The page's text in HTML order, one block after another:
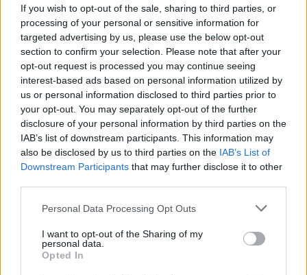
If you wish to opt-out of the sale, sharing to third parties, or
processing of your personal or sensitive information for
targeted advertising by us, please use the below opt-out
section to confirm your selection. Please note that after your
opt-out request is processed you may continue seeing
interest-based ads based on personal information utilized by
us or personal information disclosed to third parties prior to
your opt-out. You may separately opt-out of the further
disclosure of your personal information by third parties on the
IAB’s list of downstream participants. This information may
also be disclosed by us to third parties on the IAB’s List of
Downstream Participants that may further disclose it to other
Personal Data Processing Opt Outs
I want to opt-out of the Sharing of my
personal data.
Opted In
del mercato. Ma c’è chi invece prevede tassi
ancora più bassi: “Riteniamo che la Bce
continuerà a tagliare i tassi fino a raggiungere
1,25%quest’anno, anche se il ciclo di tagli
dovesse subire una pausa a luglio”, avverte
l’economista di T.Rowe Price. L’istituto guidato da
Lagarde potrebbe infatti mantenere i tassi
invariati a luglio per valutare le conseguenze
economiche dei dazi statunitensi sull’economia
fronte dell’attività economica sia su quello
dell’inflazione, è probabile che la Bce giunga alla
conclusione che sia necessario orientare la